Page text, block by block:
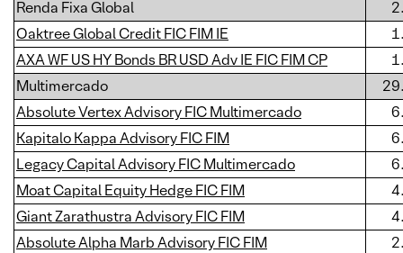
Renda Fixa Global
Oaktree Global Credit FIC FIM IE
AXA WF US HY Bonds BR USD Adv IE FIC FIM CP
Multimercado
Absolute Vertex Advisory FIC Multimercado
Kapitalo Kappa Advisory FIC FIM
Legacy Capital Advisory FIC Multimercado
Moat Capital Equity Hedge FIC FIM
Giant Zarathustra Advisory FIC FIM
Absolute Alpha Marb Advisory FIC FIM